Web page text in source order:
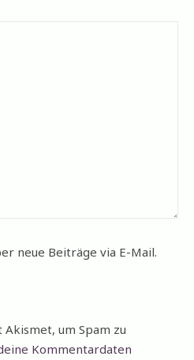
neue Beiträge via E-Mail.
um Spam zu
Kommentardaten